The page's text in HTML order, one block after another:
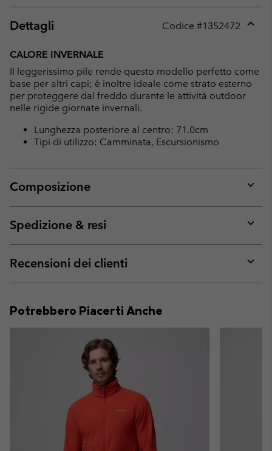
Dettagli Codice #1352472
CALORE INVERNALE
Il leggerissimo pile rende questo modello perfetto come
base per altri capi; è inoltre ideale come strato esterno
per proteggere dal freddo durante le attività outdoor
nelle rigide giornate invernali.
Lunghezza posteriore al centro: 71.0cm
Tipi di utilizzo: Camminata, Escursionismo
Composizione
or
Spedizione & resi
or
Recensioni dei clienti
or
Potrebbero Piacerti Anche